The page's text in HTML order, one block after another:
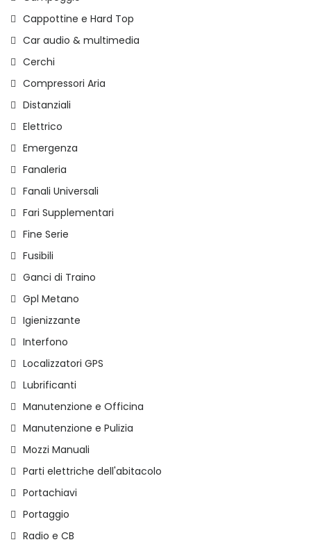
Cappottine e Hard Top
Car audio & multimedia
Cerchi
Compressori Aria
Distanziali
Elettrico
Emergenza
Fanaleria
Fanali Universali
Fari Supplementari
Fine Serie
Fusibili
Ganci di Traino
Gpl Metano
Igienizzante
Interfono
Localizzatori GPS
Lubrificanti
Manutenzione e Officina
Manutenzione e Pulizia
Mozzi Manuali
Parti elettriche dell'abitacolo
Portachiavi
Portaggio
Radio e CB